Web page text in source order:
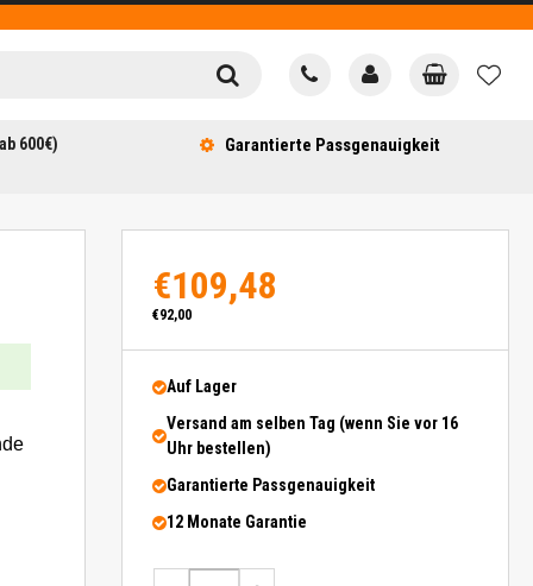
600€) Garantierte Passgenauigkeit
€109,48
€92,00
Auf Lager
Versand am selben Tag (wenn Sie vor 16
Uhr bestellen)
Garantierte Passgenauigkeit
12 Monate Garantie